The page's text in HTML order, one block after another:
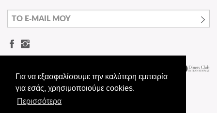
Για να εξασφαλίσουμε την καλύτερη εμπειρία
για εσάς, χρησιμοποιούμε cookies.
Περισσότερα